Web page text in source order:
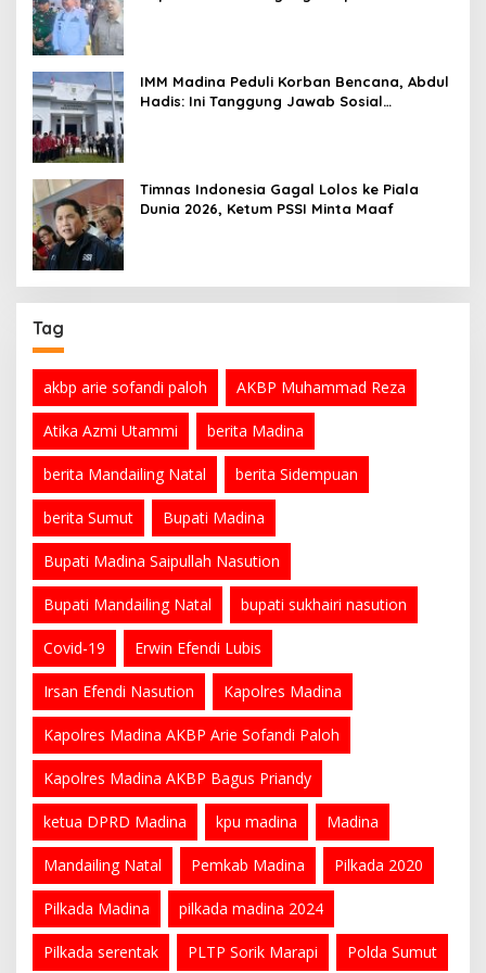
IMM Madina Peduli Korban Bencana, Abdul
Hadis: Ini Tanggung Jawab Sosial
Timnas Indonesia Gagal Lolos ke Piala
Dunia 2026, Ketum PSSI Minta Maaf
Tag
akbp arie sofandi paloh AKBP Muhammad Reza
Atika Azmi Utammi berita Madina
berita Mandailing Natal berita Sidempuan
berita Sumut Bupati Madina
Bupati Madina Saipullah Nasution
Bupati Mandailing Natal bupati sukhairi nasution
Covid-19 Erwin Efendi Lubis
Irsan Efendi Nasution Kapolres Madina
Kapolres Madina AKBP Arie Sofandi Paloh
Kapolres Madina AKBP Bagus Priandy
ketua DPRD Madina kpu madina Madina
Mandailing Natal Pemkab Madina Pilkada 2020
Pilkada Madina pilkada madina 2024
Pilkada serentak PLTP Sorik Marapi Polda Sumut